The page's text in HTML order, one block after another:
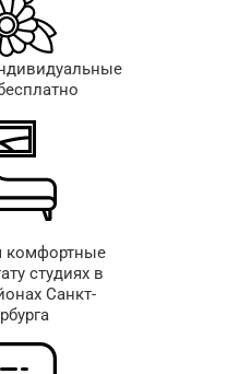
комфортные
студиях в
Санкт-